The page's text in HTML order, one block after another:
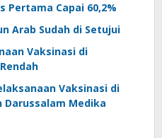
Pertama Capai 60,2%
Arab Sudah di Setujui
Vaksinasi di
Vaksinasi di
Darussalam Medika